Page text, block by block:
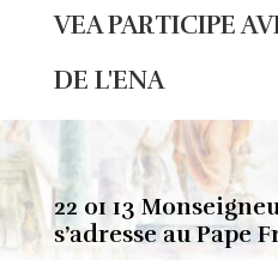
VEA PARTICIPE
DE L'ENA
22 01 13
s’adresse au Pape